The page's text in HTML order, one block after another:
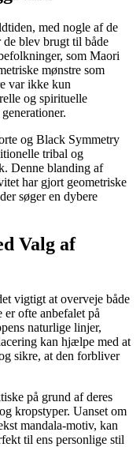
med nogle af de
blev brugt til både
som Maori
mønstre som
var ikke kun
og spirituelle
og Black Symmetry
tribal og
Denne blanding af
har gjort geometriske
søger en dybere
Valg af
vigtigt at overveje både
ofte anbefalet på
naturlige linjer,
kan hjælpe med at
sikre, at den forbliver
på grund af deres
kropstyper. Uanset om
mandala-motiv, kan
til ens personlige stil